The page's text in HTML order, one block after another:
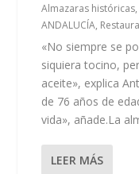
Almazaras históricas,
ANDALUCÍA,
«No siempre se
siquiera tocino,
aceite», explica
de 76 años de
vida», añade.La
LEER MÁS